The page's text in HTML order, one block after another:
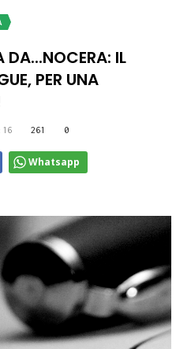
DA...NOCERA: IL
PER UNA
261 0
Whatsapp